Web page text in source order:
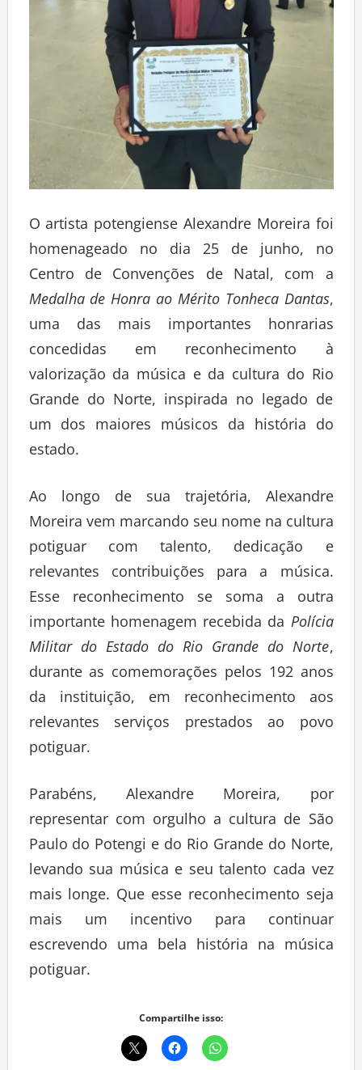
O artista potengiense Alexandre Moreira foi
homenageado no dia 25 de junho, no
Centro de Convenções de Natal, com a
Medalha de Honra ao Mérito Tonheca Dantas,
uma das mais importantes honrarias
concedidas em reconhecimento à
valorização da música e da cultura do Rio
Grande do Norte, inspirada no legado de
um dos maiores músicos da história do
estado.
Ao longo de sua trajetória, Alexandre
Moreira vem marcando seu nome na cultura
potiguar com talento, dedicação e
relevantes contribuições para a música.
Esse reconhecimento se soma a outra
importante homenagem recebida da Polícia
Militar do Estado do Rio Grande do Norte,
durante as comemorações pelos 192 anos
da instituição, em reconhecimento aos
relevantes serviços prestados ao povo
potiguar.
Parabéns, Alexandre Moreira, por
representar com orgulho a cultura de São
Paulo do Potengi e do Rio Grande do Norte,
levando sua música e seu talento cada vez
mais longe. Que esse reconhecimento seja
mais um incentivo para continuar
escrevendo uma bela história na música
potiguar.
Compartilhe isso: